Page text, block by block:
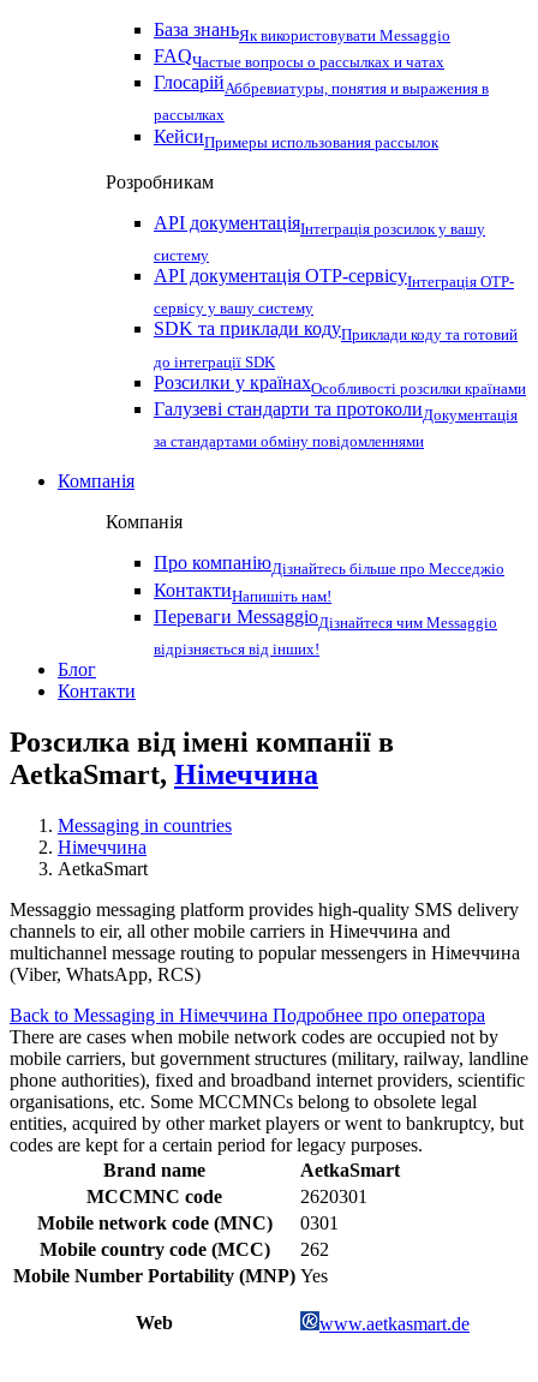
База знаньЯк використовувати Messaggio
FAQЧастые вопросы о рассылках и чатах
ГлосарійАббревиатуры, понятия и выражения в
рассылках
КейсиПримеры использования рассылок
Розробникам
API документаціяІнтеграція розсилок у вашу
систему
API документація OTP-сервісуІнтеграція OTP-
сервісу у вашу систему
SDK та приклади кодуПриклади коду та готовий
до інтеграції SDK
Розсилки у країнахОсобливості розсилки країнами
Галузеві стандарти та протоколиДокументація
за стандартами обміну повідомленнями
Компанія
Компанія
Про компаніюДізнайтесь більше про Месседжіо
КонтактиНапишіть нам!
Переваги MessaggioДізнайтеся чим Messaggio
відрізняється від інших!
Блог
Контакти
Розсилка від імені компанії в
AetkaSmart, Німеччина
Messaging in countries
Німеччина
AetkaSmart
Messaggio messaging platform provides high-quality SMS delivery
channels to eir, all other mobile carriers in Німеччина and
multichannel message routing to popular messengers in Німеччина
(Viber, WhatsApp, RCS)
Back to Messaging in Німеччина Подробнее про оператора
There are cases when mobile network codes are occupied not by
mobile carriers, but government structures (military, railway, landline
phone authorities), fixed and broadband internet providers, scientific
organisations, etc. Some MCCMNCs belong to obsolete legal
entities, acquired by other market players or went to bankruptcy, but
codes are kept for a certain period for legacy purposes.
Brand name
AetkaSmart
MCCMNC code
2620301
Mobile network code (MNC)
0301
Mobile country code (MCC)
262
Mobile Number Portability (MNP) Yes
Web www.aetkasmart.de